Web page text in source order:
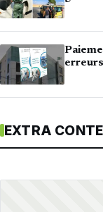
EXTRA